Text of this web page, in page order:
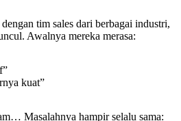
tim sales dari berbagai industri,
Awalnya mereka merasa:
kuat”
Masalahnya hampir selalu sama: